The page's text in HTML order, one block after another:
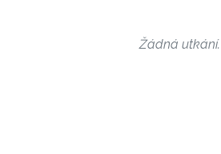
Žádná utkání.